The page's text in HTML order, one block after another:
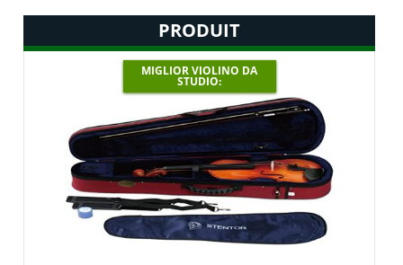
PRODUIT
MIGLIOR VIOLINO DA
STUDIO: